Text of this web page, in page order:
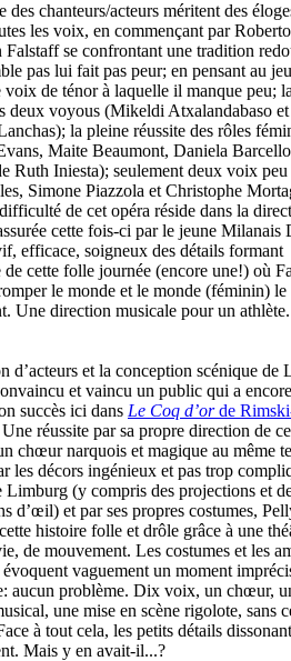
des chanteurs/acteurs méritent des
les voix, en commençant par
Falstaff se confrontant une tradition
pas lui fait pas peur; en pensant au
voix de ténor à laquelle il manque peu;
deux voyous (Mikeldi Atxalandabaso et
la pleine réussite des rôles
Maite Beaumont, Daniela
Ruth Iniesta); seulement deux voix peu
Simone Piazzola et Christophe
de cet opéra réside dans la
cette fois-ci par le jeune Milanais
efficace, soigneux des détails formant
de cette folle journée (encore une!) où
le monde et le monde (féminin) le
Une direction musicale pour un athlète.
d’acteurs et la conception scénique de
et vaincu un public qui a
succès ici dans Le Coq d’orde
réussite par sa propre direction de
chœur narquois et magique au même
les décors ingénieux et pas trop
Limburg (y compris des projections et
d’œil) et par ses propres costumes,
histoire folle et drôle grâce à une
de mouvement. Les costumes et les
évoquent vaguement un moment
aucun problème. Dix voix, un chœur,
une mise en scène rigolote, sans
à tout cela, les petits détails
Mais y en avait-il...?